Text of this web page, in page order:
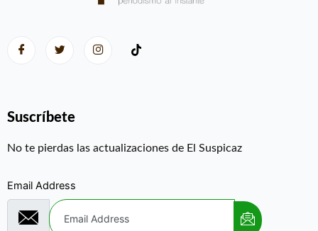
Suscríbete
No te pierdas las actualizaciones de El Suspicaz
Email Address